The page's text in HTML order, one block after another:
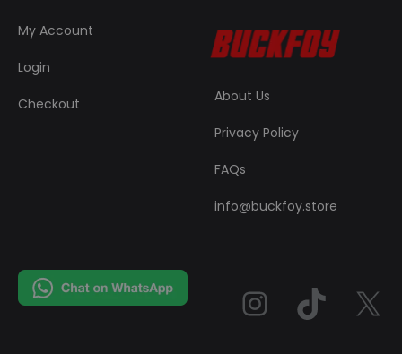
My Account
Login
Checkout About Us
Privacy Policy
FAQs
info@buckfoy.store